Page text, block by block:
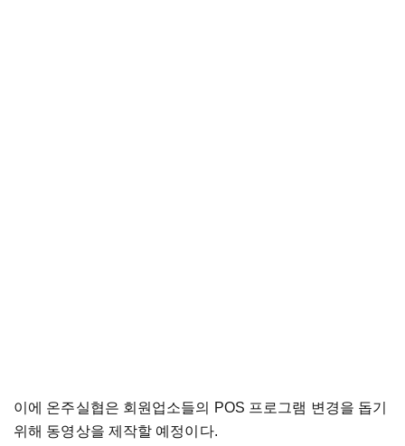
이에 온주실협은 회원업소들의 POS 프로그램 변경을 돕기
위해 동영상을 제작할 예정이다.